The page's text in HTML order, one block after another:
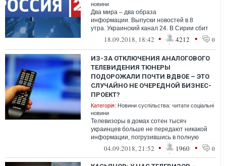
новини
Два мира – два образа
информации. Выпуски новостей в 8
утра. Украинский канал 24. В Сирии сбит
российский самолет с 14 военными на
борту. По данным ам...
18.09.2018, 18:42 • 4212 • 0
ИЗ-ЗА ОТКЛЮЧЕНИЯ АНАЛОГОВОГО
ТЕЛЕВИДЕНИЯ ТЮНЕРЫ
ПОДОРОЖАЛИ ПОЧТИ ВДВОЕ – ЭТО
СЛУЧАЙНО НЕ ОЧЕРЕДНОЙ БИЗНЕС-
ПРОЕКТ?
Категорія: Новини суспільства: читати соціальні
новини
Телевизоры в домах сотен тысяч
украинцев больше не передают никакой
информации, погрузившись в полную
тишину.04.09.2018, 21:52 • 1960 • 0